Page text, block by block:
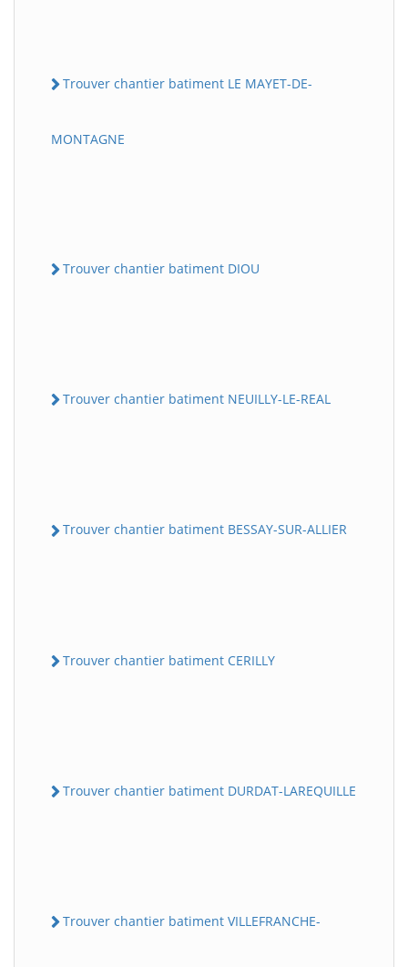
Trouver chantier batiment LE MAYET-DE-
MONTAGNE
Trouver chantier batiment DIOU
Trouver chantier batiment NEUILLY-LE-REAL
Trouver chantier batiment BESSAY-SUR-ALLIER
Trouver chantier batiment CERILLY
Trouver chantier batiment DURDAT-LAREQUILLE
Trouver chantier batiment VILLEFRANCHE-